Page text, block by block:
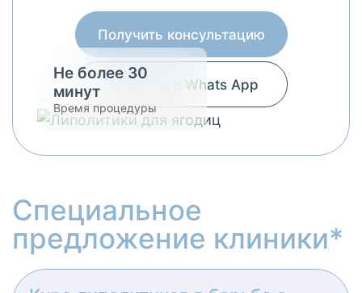
Получить консультацию
Написать в Whats App
Не более 30
минут
Время процедуры
Специальное
предложение клиники*